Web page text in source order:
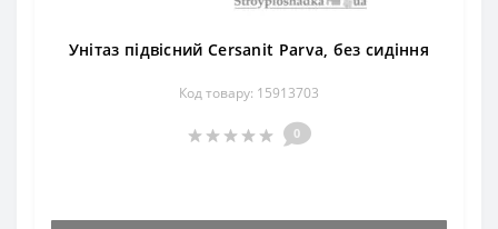
Унітаз підвісний Cersanit Parva, без сидіння
Код товару: 15913703
0